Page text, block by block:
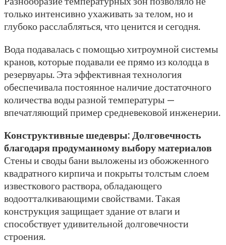
только интенсивно ухаживать за телом, но и
глубоко расслабляться, что ценится и сегодня.
Вода подавалась с помощью хитроумной системы
кранов, которые подавали ее прямо из колодца в
резервуары. Эта эффективная технология
обеспечивала постоянное наличие достаточного
количества воды разной температуры —
впечатляющий пример средневековой инженерии.
Конструктивные шедевры: Долговечность
благодаря продуманному выбору материалов
Стены и своды бани выложены из обожженного
квадратного кирпича и покрыты толстым слоем
известкового раствора, обладающего
водоотталкивающими свойствами. Такая
конструкция защищает здание от влаги и
способствует удивительной долговечности
строения.